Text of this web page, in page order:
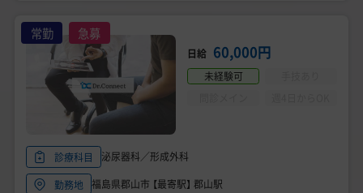
常勤 急募
日給 60,000円
未経験可
診療科目
泌尿器科／形成外科
勤務地 福島県郡山市 【最寄駅】 郡山駅